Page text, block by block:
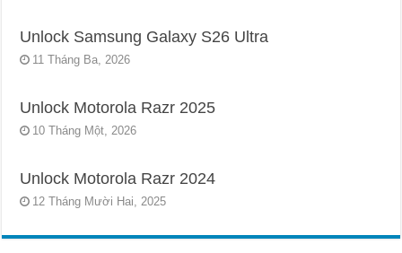
Unlock Samsung Galaxy S26 Ultra
11 Tháng Ba, 2026
Unlock Motorola Razr 2025
10 Tháng Một, 2026
Unlock Motorola Razr 2024
12 Tháng Mười Hai, 2025